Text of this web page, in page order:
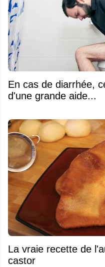
En cas de diarrhée,
d'une grande aide...
La vraie recette de
castor